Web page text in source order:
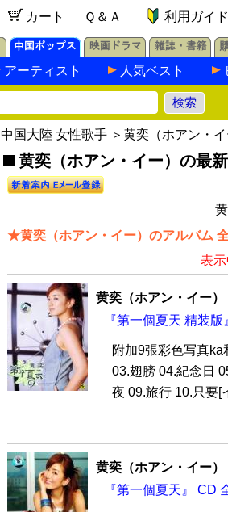
カート Ｑ＆Ａ 利用ガイド
アーティスト 人気ベスト
中国大陸 女性歌手 ＞黄奕（ホアン・イ
黄奕（ホアン・イー）の最
★黄奕（ホアン・イー）のアルバム
表
黄奕（ホアン・イー）
『第一個夏天 精装
附加9張彩色写真ka
03.翅膀 04.紀念日
夜 09.旅行 10.只要[
黄奕（ホアン・イー）
『第一個夏天』 CD